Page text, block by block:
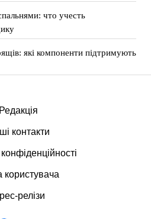
что учесть
які компоненти підтримують
Редакція
контакти
користувача
релізи